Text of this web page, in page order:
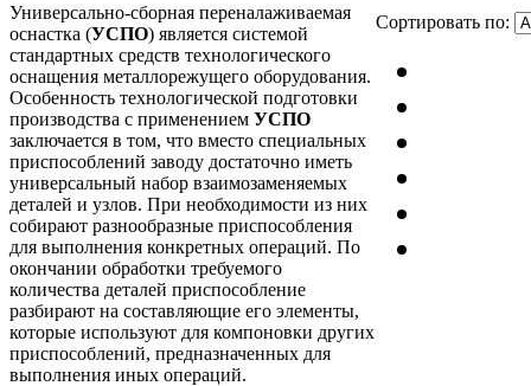
Универсально-сборная переналаживаемая
оснастка (УСПО) является системой
стандартных средств технологического
оснащения металлорежущего оборудования.
Особенность технологической подготовки
производства с применением УСПО
заключается в том, что вместо специальных
приспособлений заводу достаточно иметь
универсальный набор взаимозаменяемых
деталей и узлов. При необходимости из них
собирают разнообразные приспособления
для выполнения конкретных операций. По
окончании обработки требуемого
количества деталей приспособление
разбирают на составляющие его элементы,
которые используют для компоновки других
приспособлений, предназначенных для
выполнения иных операций.
Сортировать по: